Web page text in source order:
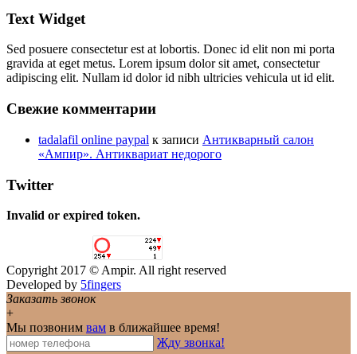
Text Widget
Sed posuere consectetur est at lobortis. Donec id elit non mi porta
gravida at eget metus. Lorem ipsum dolor sit amet, consectetur
adipiscing elit. Nullam id dolor id nibh ultricies vehicula ut id elit.
Свежие комментарии
tadalafil online paypal к записи Антикварный салон
«Ампир». Антиквариат недорого
Twitter
Invalid or expired token.
Copyright 2017 © Ampir. All right reserved
Developed by 5fingers
Заказать звонок
+
Мы позвоним вам в ближайшее время!
Жду звонка!